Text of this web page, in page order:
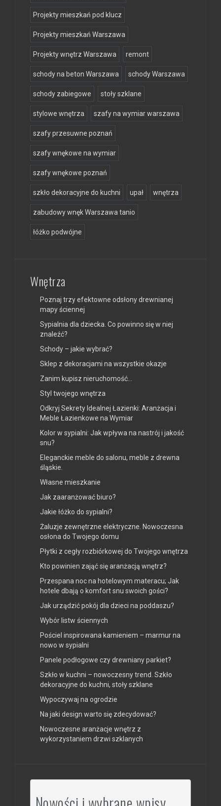
Projekty mieszkań pod klucz
Projekty mieszkań Warszawa
Projekty wnętrz Warszawa remont
schody na beton Warszawa schody Warszawa
schody zabiegowe stoły szklane
stylowe wnętrza szafy na wymiar warszawa
szafy przesuwne poznań
szafy wnękowe na wymiar
szafy wnękowe poznań
szkło dekoracyjne do kuchni upał wnętrza
zabudowy wnęk Warszawa tanio
łóżko podwójne
Wnętrza
Poznaj trzy efektowne odsłony drewnianej
mapy ściennej
Sypialnia dla dziecka. Co powinno się w niej
znaleźć?
Schody – jakie wybrać?
Sklep z dekoracjami na wszystkie okazje
Zanim kupisz nieruchomość…
Styl twojego wnętrza
Odkryj Sekrety Idealnej Łazienki: Aranżacja i
Meble Łazienkowe na Wymiar
Kolor w sypialni: Jak wpływa na nastrój i jakość
snu?
Eleganckie meble do salonu, meble z drewna
śląskie.
Własne mieszkanie
Jak zaaranżować biuro?
Jakie łóżko do sypialni?
Żaluzje zewnętrzne elektryczne. Nowoczesna
osłona do Twojego domu
Płytki z cegły rozbiórkowej do Twojego wnętrza
Kto powinien zająć się aranżacją wnętrz?
Przespana noc na hotelowym materacu; Jak
hotele dbają o komfort snu swoich gości?
Jak urządzić pokój dla dzieci na poddaszu?
Wybór listw ściennych
Pościel inspirowana kamieniem – marmur na
nowo w sypialni
Panele podłogowe czy drewniany parkiet?
Szkło w kuchni – nowoczesny trend. Szkło
dekoracyjne do kuchni, stoły szklane
Wypoczywaj na ogrodzie
Na jaki design warto się zdecydować?
Nowoczesne aranżacje wnętrz z
wykorzystaniem drzwi szklanych